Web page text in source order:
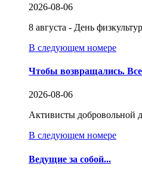
2026-08-06
8 августа - День
В следующем номере
Чтобы возвращались.
2026-08-06
Активисты добровольной
В следующем номере
Ведущие за собой...